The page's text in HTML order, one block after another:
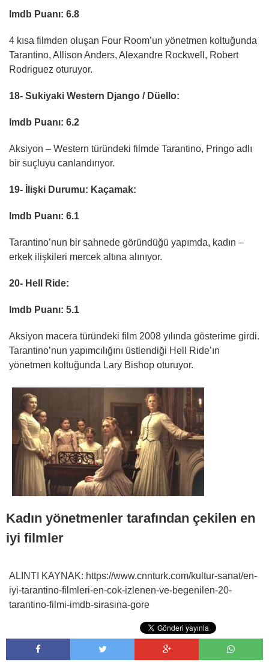
Imdb Puanı: 6.8
4 kısa filmden oluşan Four Room’un yönetmen koltuğunda
Tarantino, Allison Anders, Alexandre Rockwell, Robert
Rodriguez oturuyor.
18- Sukiyaki Western Django / Düello:
Imdb Puanı: 6.2
Aksiyon – Western türündeki filmde Tarantino, Pringo adlı
bir suçluyu canlandırıyor.
19- İlişki Durumu: Kaçamak:
Imdb Puanı: 6.1
Tarantino’nun bir sahnede göründüğü yapımda, kadın –
erkek ilişkileri mercek altına alınıyor.
20- Hell Ride:
Imdb Puanı: 5.1
Aksiyon macera türündeki film 2008 yılında gösterime girdi.
Tarantino’nun yapımcılığını üstlendiği Hell Ride’ın
yönetmen koltuğunda Lary Bishop oturuyor.
Kadın yönetmenler tarafından çekilen en
iyi filmler
ALINTI KAYNAK: https://www.cnnturk.com/kultur-sanat/en-
iyi-tarantino-filmleri-en-cok-izlenen-ve-begenilen-20-
tarantino-filmi-imdb-sirasina-gore